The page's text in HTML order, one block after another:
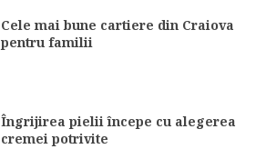
Cele mai bune cartiere din Craiova
pentru familii
Îngrijirea pielii începe cu alegerea
cremei potrivite